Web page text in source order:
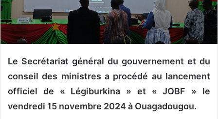
c
o
u
r
e
l
Le Secrétariat général du gouvernement et du
conseil des ministres a procédé au lancement
officiel de « Légiburkina » et « JOBF » le
vendredi 15 novembre 2024 à Ouagadougou.